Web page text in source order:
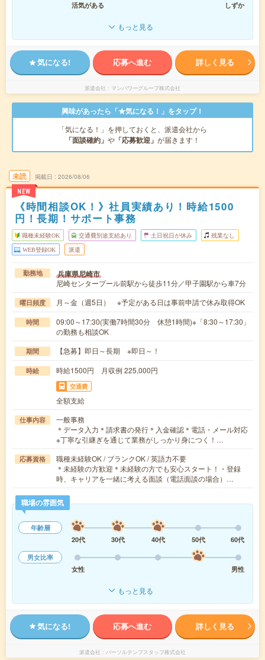
活気がある
しずか
もっと見る
気になる! 応募へ進む 詳しく見る
派遣会社 マンパワーグループ株式会社
興味があったら「★気になる！」をタップ！
「気になる！」を押しておくと、派遣会社から
「面談確約」 や 「応募歓迎」 が届きます！
未読
NEW
掲載日 2026/08/06
《時間相談OK！》社員実績あり！時給1500
円！長期！サポート事務
職種未経験OK 交通費別途支給あり 土日祝日が休み 残業なし
WEB登録OK 派遣
勤務地 兵庫県尼崎市
尼崎センタープール前駅から徒歩11分／甲子園駅から車7分
曜日頻度 月～金（週5日） ※予定がある日は事前申請で休み取得OK
時間
09:00～17:30(実働7時間30分 休憩1時間)※「8:30～17:30」
の勤務も相談OK
期間 【急募】即日～長期 ※即日～！
時給 時給1500円 月収例 225,000円
交通費
全額支給
仕事内容
一般事務
＊データ入力＊請求書の発行＊入金確認＊電話・メール対応
※丁寧な引継ぎを通じて業務がしっかり身につく！…
応募資格
職種未経験OK / ブランクOK / 英語力不要
＊未経験の方歓迎＊未経験の方でも安心スタート！・登録
時、キャリアを一緒に考える面談（電話面談の場合）…
職場の雰囲気
年齢層
20代
30代 40代 50代
60代
男女比率
女性
男性
もっと見る
気になる! 応募へ進む 詳しく見る
派遣会社 パーソルテンプスタッフ株式会社